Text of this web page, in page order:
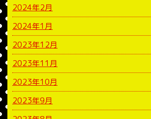
2024年2月
2024年1月
2023年12月
2023年11月
2023年10月
2023年9月